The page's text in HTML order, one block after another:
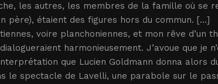
les autres, les membres de la famille où se
père), étaient des figures hors du commun. [...]
voire planchoniennes, et mon rêve d’un
harmonieusement. J’avoue que je
que Lucien Goldmann donna alors
le spectacle de Lavelli, une parabole sur le